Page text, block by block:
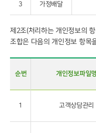
3
가정배달
제2조(처리하는 개인정보의
조합은 다음의 개인정보 항목
순번 개인정보파일명
1 고객상담관리